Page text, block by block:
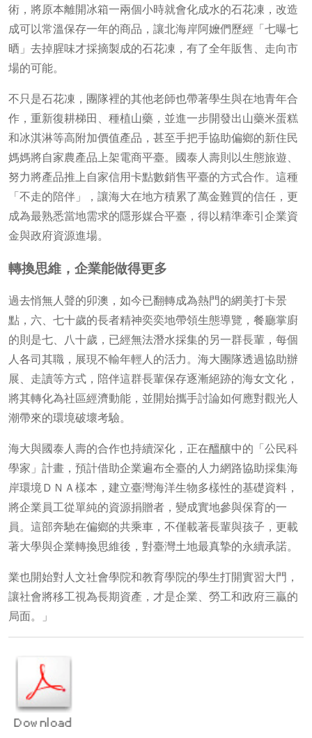
術，將原本離開冰箱一兩個小時就會化成水的石花凍，改造
成可以常溫保存一年的商品，讓北海岸阿嬤們歷經「七曝七
晒」去掉腥味才採摘製成的石花凍，有了全年販售、走向市
場的可能。
不只是石花凍，團隊裡的其他老師也帶著學生與在地青年合
作，重新復耕梯田、種植山藥，並進一步開發出山藥米蛋糕
和冰淇淋等高附加價值產品，甚至手把手協助偏鄉的新住民
媽媽將自家農產品上架電商平臺。國泰人壽則以生態旅遊、
努力將產品推上自家信用卡點數銷售平臺的方式合作。這種
「不走的陪伴」，讓海大在地方積累了萬金難買的信任，更
成為最熟悉當地需求的隱形媒合平臺，得以精準牽引企業資
金與政府資源進場。
轉換思維，企業能做得更多
過去悄無人聲的卯澳，如今已翻轉成為熱門的網美打卡景
點，六、七十歲的長者精神奕奕地帶領生態導覽，餐廳掌廚
的則是七、八十歲，已經無法潛水採集的另一群長輩，每個
人各司其職，展現不輸年輕人的活力。海大團隊透過協助辦
展、走讀等方式，陪伴這群長輩保存逐漸絕跡的海女文化，
將其轉化為社區經濟動能，並開始攜手討論如何應對觀光人
潮帶來的環境破壞考驗。
海大與國泰人壽的合作也持續深化，正在醞釀中的「公民科
學家」計畫，預計借助企業遍布全臺的人力網路協助採集海
岸環境ＤＮＡ樣本，建立臺灣海洋生物多樣性的基礎資料，
將企業員工從單純的資源捐贈者，變成實地參與保育的一
員。這部奔馳在偏鄉的共乘車，不僅載著長輩與孩子，更載
著大學與企業轉換思維後，對臺灣土地最真摯的永續承諾。
業也開始對人文社會學院和教育學院的學生打開實習大門，
讓社會將移工視為長期資產，才是企業、勞工和政府三贏的
局面。」